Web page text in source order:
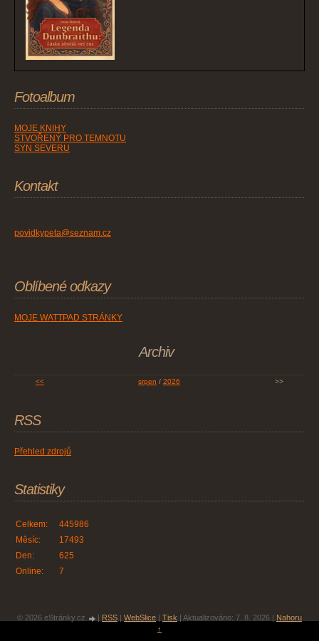
Fotoalbum
MOJE KNIHY
STVOŘENÝ PRO TEMNOTU
SYN SEVERU
Kontakt
povidkypeta@seznam.cz
Oblíbené odkazy
MOJE WATTPAD STRÁNKY
Archiv
<< srpen / 2026 >>
RSS
Přehled zdrojů
Statistiky
Online: 7
Celkem:
445986
Měsíc:
17493
Den:
625
© 2026 eStránky.cz RSS WebSlice Tisk Aktualizováno: 7. 8. 2026
Nahoru
↑